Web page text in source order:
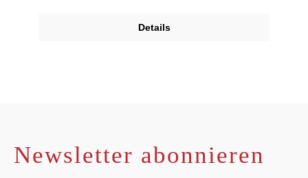
Details
Newsletter abonnieren